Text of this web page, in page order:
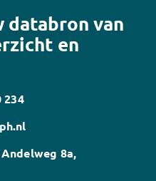
databron van
en
234
8a,